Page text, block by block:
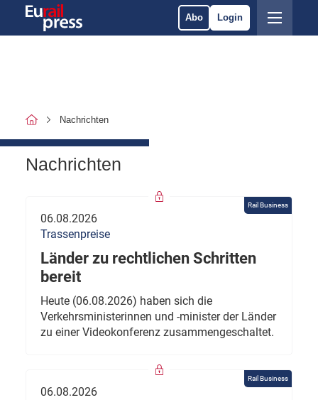
Abo Login
Nachrichten
Nachrichten
Rail Business
06.08.2026
Trassenpreise
Länder zu rechtlichen Schritten
bereit
Heute (06.08.2026) haben sich die
Verkehrsministerinnen und -minister der Länder
zu einer Videokonferenz zusammengeschaltet.
Rail Business
06.08.2026